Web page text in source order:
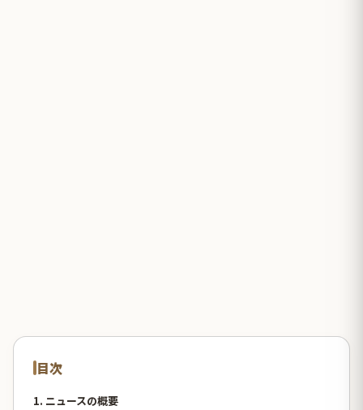
目次
1. ニュースの概要